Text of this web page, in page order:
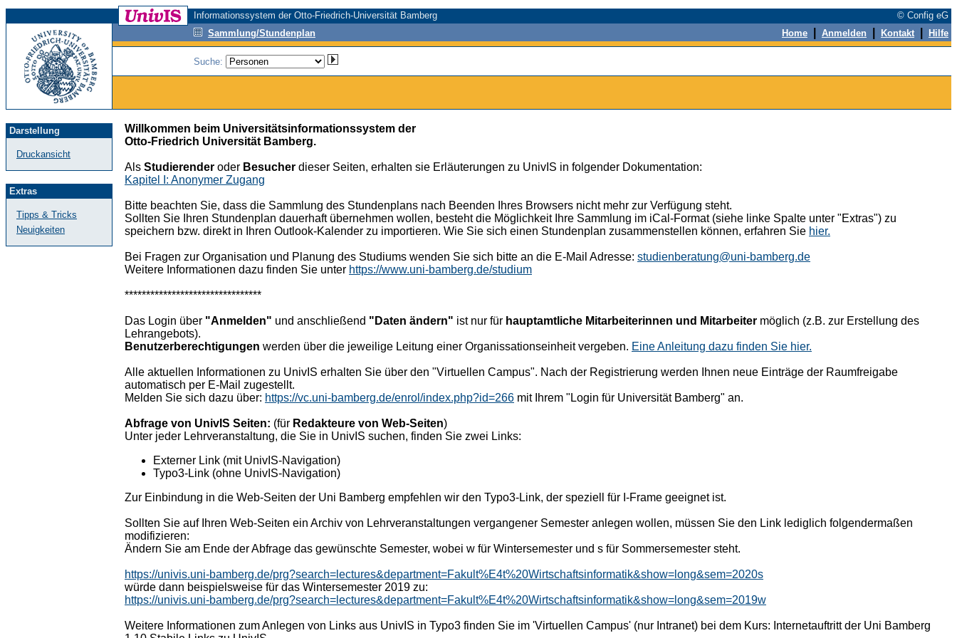
Informationssystem der Otto-Friedrich-Universität Bamberg
© Config eG
Sammlung/Stundenplan
Home Anmelden Kontakt Hilfe
Suche:
Darstellung
Druckansicht
Extras
Tipps & Tricks
Neuigkeiten
Willkommen beim Universitätsinformationssystem der
Otto-Friedrich Universität Bamberg.
Als Studierender oder Besucher dieser Seiten, erhalten sie Erläuterungen zu UnivIS in folgender Dokumentation:
Kapitel I: Anonymer Zugang
Bitte beachten Sie, dass die Sammlung des Stundenplans nach Beenden Ihres Browsers nicht mehr zur Verfügung steht.
Sollten Sie Ihren Stundenplan dauerhaft übernehmen wollen, besteht die Möglichkeit Ihre Sammlung im iCal-Format (siehe linke Spalte unter "Extras") zu
speichern bzw. direkt in Ihren Outlook-Kalender zu importieren. Wie Sie sich einen Stundenplan zusammenstellen können, erfahren Sie hier.
Bei Fragen zur Organisation und Planung des Studiums wenden Sie sich bitte an die E-Mail Adresse: studienberatung@uni-bamberg.de
Weitere Informationen dazu finden Sie unter https://www.uni-bamberg.de/studium
********************************
Das Login über "Anmelden" und anschließend "Daten ändern" ist nur für hauptamtliche Mitarbeiterinnen und Mitarbeiter möglich (z.B. zur Erstellung des
Lehrangebots).
Benutzerberechtigungen werden über die jeweilige Leitung einer Organissationseinheit vergeben. Eine Anleitung dazu finden Sie hier.
Alle aktuellen Informationen zu UnivIS erhalten Sie über den "Virtuellen Campus". Nach der Registrierung werden Ihnen neue Einträge der Raumfreigabe
automatisch per E-Mail zugestellt.
Melden Sie sich dazu über: https://vc.uni-bamberg.de/enrol/index.php?id=266 mit Ihrem "Login für Universität Bamberg" an.
Abfrage von UnivIS Seiten: (für Redakteure von Web-Seiten)
Unter jeder Lehrveranstaltung, die Sie in UnivIS suchen, finden Sie zwei Links:
Externer Link (mit UnivIS-Navigation)
Typo3-Link (ohne UnivIS-Navigation)
Zur Einbindung in die Web-Seiten der Uni Bamberg empfehlen wir den Typo3-Link, der speziell für I-Frame geeignet ist.
Sollten Sie auf Ihren Web-Seiten ein Archiv von Lehrveranstaltungen vergangener Semester anlegen wollen, müssen Sie den Link lediglich folgendermaßen
modifizieren:
Ändern Sie am Ende der Abfrage das gewünschte Semester, wobei w für Wintersemester und s für Sommersemester steht.
https://univis.uni-bamberg.de/prg?search=lectures&department=Fakult%E4t%20Wirtschaftsinformatik&show=long&sem=2020s
würde dann beispielsweise für das Wintersemester 2019 zu:
https://univis.uni-bamberg.de/prg?search=lectures&department=Fakult%E4t%20Wirtschaftsinformatik&show=long&sem=2019w
Weitere Informationen zum Anlegen von Links aus UnivIS in Typo3 finden Sie im 'Virtuellen Campus' (nur Intranet) bei dem Kurs: Internetauftritt der Uni Bamberg